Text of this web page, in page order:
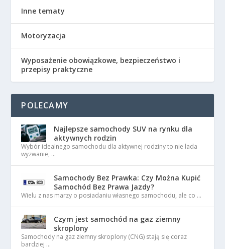
Inne tematy
Motoryzacja
Wyposażenie obowiązkowe, bezpieczeństwo i
przepisy praktyczne
POLECAMY
Najlepsze samochody SUV na rynku dla
aktywnych rodzin
Wybór idealnego samochodu dla aktywnej rodziny to nie lada
wyzwanie, …
Samochody Bez Prawka: Czy Można Kupić
Samochód Bez Prawa Jazdy?
Wielu z nas marzy o posiadaniu własnego samochodu, ale co …
Czym jest samochód na gaz ziemny
skroplony
Samochody na gaz ziemny skroplony (CNG) stają się coraz
bardziej …